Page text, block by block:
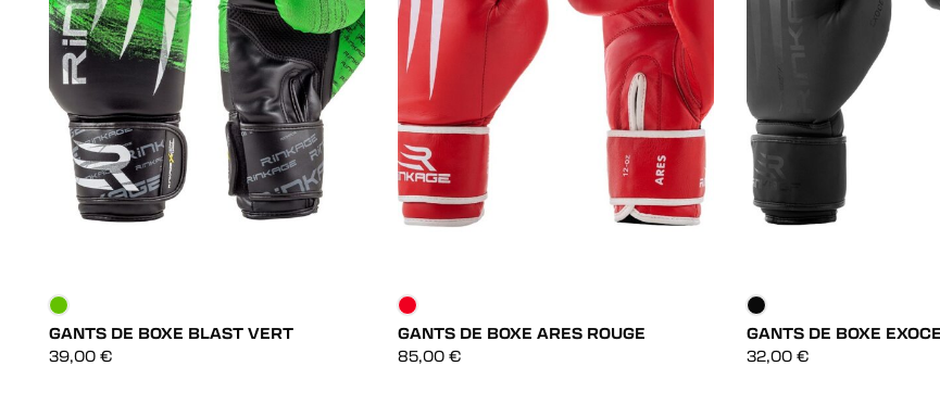
GANTS DE BOXE BLAST VERT
39,00 €
GANTS DE BOXE ARES ROUGE
85,00 €
GANTS DE BOXE
32,00 €